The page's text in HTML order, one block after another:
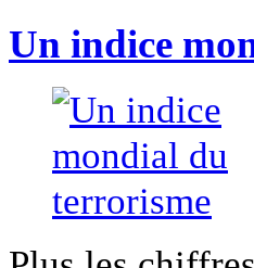
Un indice